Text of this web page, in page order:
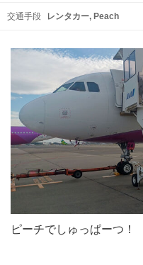
交通手段 レンタカー Peach
ピーチでしゅっぱーつ！